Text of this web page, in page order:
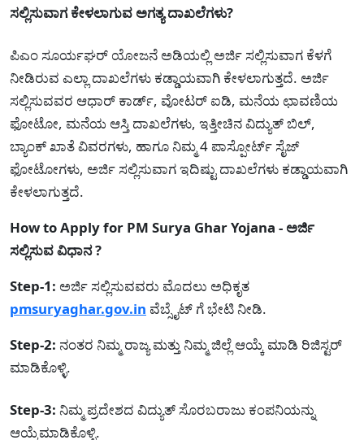
ಸಲ್ಲಿಸುವಾಗ ಕೇಳಲಾಗುವ ಅಗತ್ಯ ದಾಖಲೆಗಳು?
ಪಿಎಂ ಸೂರ್ಯಘರ್ ಯೋಜನೆ ಅಡಿಯಲ್ಲಿ ಅರ್ಜಿ ಸಲ್ಲಿಸುವಾಗ ಕೆಳಗೆ
ನೀಡಿರುವ ಎಲ್ಲಾ ದಾಖಲೆಗಳು ಕಡ್ಡಾಯವಾಗಿ ಕೇಳಲಾಗುತ್ತದೆ. ಅರ್ಜಿ
ಸಲ್ಲಿಸುವವರ ಆಧಾರ್ ಕಾರ್ಡ್, ವೋಟರ್ ಐಡಿ, ಮನೆಯ ಛಾವಣಿಯ
ಫೋಟೋ, ಮನೆಯ ಆಸ್ತಿ ದಾಖಲೆಗಳು, ಇತ್ತೀಚಿನ ವಿದ್ಯುತ್ ಬಿಲ್,
ಬ್ಯಾಂಕ್ ಖಾತೆ ವಿವರಗಳು, ಹಾಗೂ ನಿಮ್ಮ 4 ಪಾಸ್ಪೋರ್ಟ್ ಸೈಜ್
ಫೋಟೋಗಳು, ಅರ್ಜಿ ಸಲ್ಲಿಸುವಾಗ ಇದಿಷ್ಟು ದಾಖಲೆಗಳು ಕಡ್ಡಾಯವಾಗಿ
ಕೇಳಲಾಗುತ್ತದೆ.
How to Apply for PM Surya Ghar Yojana - ಅರ್ಜಿ
ಸಲ್ಲಿಸುವ ವಿಧಾನ ?
Step-1: ಅರ್ಜಿ ಸಲ್ಲಿಸುವವರು ಮೊದಲು ಅಧಿಕೃತ
pmsuryaghar.gov.in ವೆಬ್ಸೈಟ್ ಗೆ ಭೇಟಿ ನೀಡಿ.
Step-2: ನಂತರ ನಿಮ್ಮ ರಾಜ್ಯ ಮತ್ತು ನಿಮ್ಮ ಜಿಲ್ಲೆ ಆಯ್ಕೆ ಮಾಡಿ ರಿಜಿಸ್ಟರ್
ಮಾಡಿಕೊಳ್ಳಿ.
Step-3: ನಿಮ್ಮ ಪ್ರದೇಶದ ವಿದ್ಯುತ್ ಸೊರಬರಾಜು ಕಂಪನಿಯನ್ನು
ಆಯ್ಕೆಮಾಡಿಕೊಳ್ಳಿ.